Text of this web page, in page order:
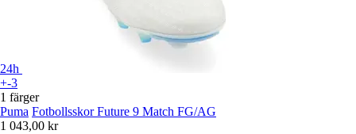
24h
+-3
1 färger
Puma Fotbollsskor Future 9 Match FG/AG
1 043,00 kr